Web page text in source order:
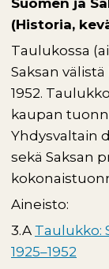
Suomen ja
(Historia,
Taulukossa
Saksan
1952.
kaupan
Yhdysvaltain
sekä Saksan
Aineisto:
3.A Taulukko:
1925–1952